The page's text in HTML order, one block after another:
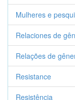
Mulheres e
Relaciones de
Relações de
Resistance
Resistência